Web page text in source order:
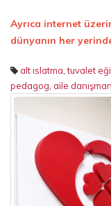
Ayrıca internet
dünyanın her
alt ıslatma ,tuvalet
pedagog aile